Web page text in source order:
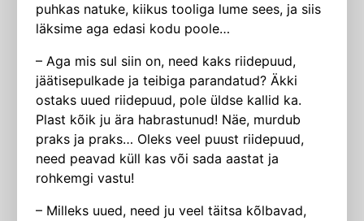
puhkas natuke, kiikus tooliga lume sees, ja siis
läksime aga edasi kodu poole…
– Aga mis sul siin on, need kaks riidepuud,
jäätisepulkade ja teibiga parandatud? Äkki
ostaks uued riidepuud, pole üldse kallid ka.
Plast kõik ju ära habrastunud! Näe, murdub
praks ja praks… Oleks veel puust riidepuud,
need peavad küll kas või sada aastat ja
rohkemgi vastu!
– Milleks uued, need ju veel täitsa kõlbavad,